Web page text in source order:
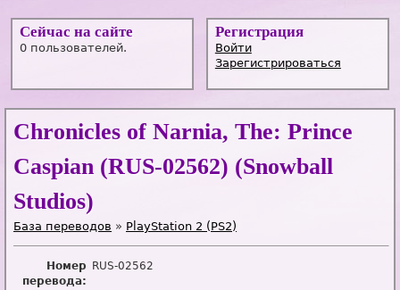
Сейчас на сайте
0 пользователей.
Регистрация
Войти
Зарегистрироваться
Chronicles of Narnia, The: Prince
Caspian (RUS-02562) (Snowball
Studios)
База переводов » PlayStation 2 (PS2)
Номер
перевода:
RUS-02562